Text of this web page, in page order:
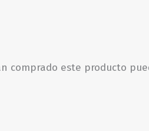
comprado este producto